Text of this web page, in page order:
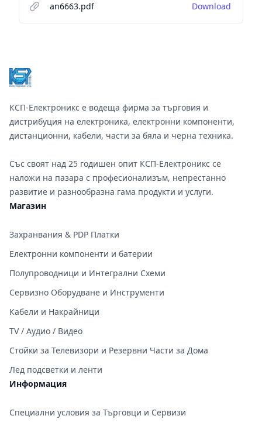
an6663.pdf Download
КСП-Електроникс е водеща фирма за търговия и
дистрибуция на електроника, електронни компоненти,
дистанционни, кабели, части за бяла и черна техника.
Със своят над 25 годишен опит КСП-Електроникс се
наложи на пазара с професионализъм, непрестанно
развитие и разнообразна гама продукти и услуги.
Магазин
Захранвания & PDP Платки
Електронни компоненти и батерии
Полупроводници и Интегрални Схеми
Сервизно Оборудване и Инструменти
Кабели и Накрайници
TV / Аудио / Видео
Стойки за Телевизори и Резервни Части за Дома
Лед подсветки и ленти
Информация
Специални условия за Търговци и Сервизи